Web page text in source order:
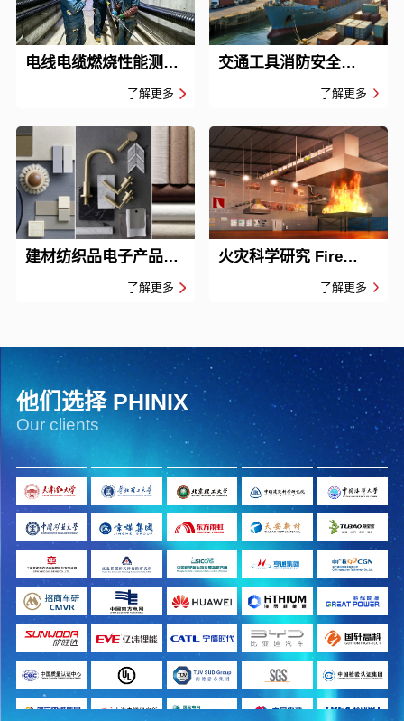
电线电缆燃烧性能测试
了解更多
交通工具消防安全
了解更多
建材纺织品电子产品
了解更多
火灾科学研究 Fire
了解更多
他们选择 PHINIX
Our clients